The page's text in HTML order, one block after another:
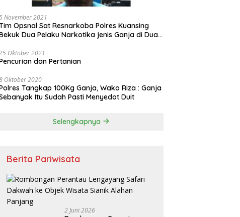
November 2021
Opsnal Sat Resnarkoba Polres Kuansing
Dua Pelaku Narkotika jenis Ganja di Dua
Oktober 2021
dan Pertanian
Oktober 2020
Tangkap 100Kg Ganja, Wako Riza : Ganja
Itu Sudah Pasti Menyedot Duit
Selengkapnya
Berita Pariwisata
2 Juni 2026